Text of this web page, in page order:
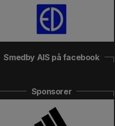
Smedby AIS på facebook
Sponsorer